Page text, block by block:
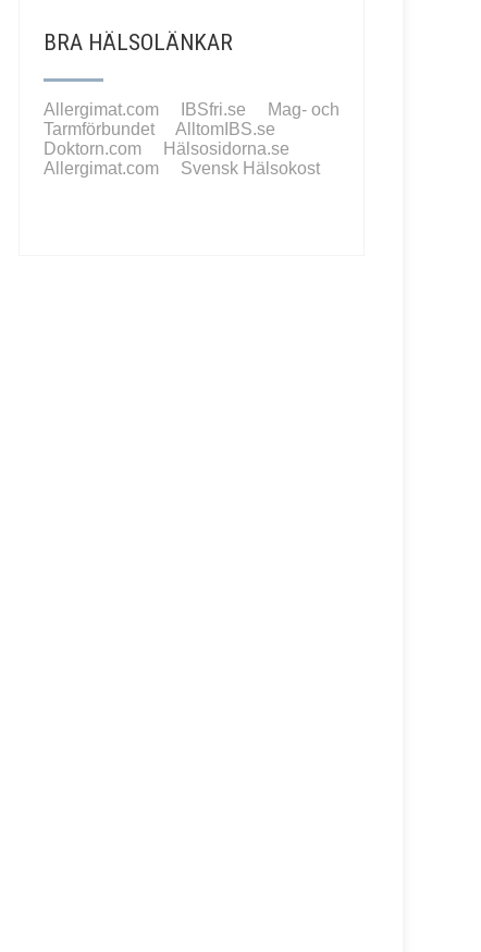
BRA HÄLSOLÄNKAR
Allergimat.com IBSfri.se
Mag- och
Tarmförbundet
AlltomIBS.se
Doktorn.com
Hälsosidorna.se
Allergimat.com
Svensk Hälsokost